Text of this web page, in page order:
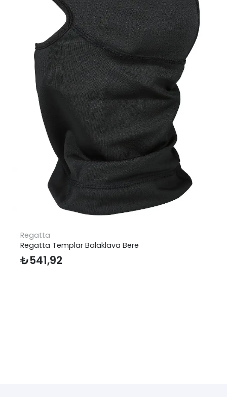
Regatta
Regatta Templar Balaklava Bere
₺541,92